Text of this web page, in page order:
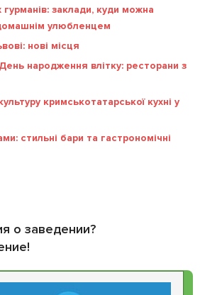
гурманів: заклади, куди можна
улюбленцем
нові місця
народження влітку: ресторани з
кримськотатарської кухні у
стильні бари та гастрономічні
о заведении?
App Store